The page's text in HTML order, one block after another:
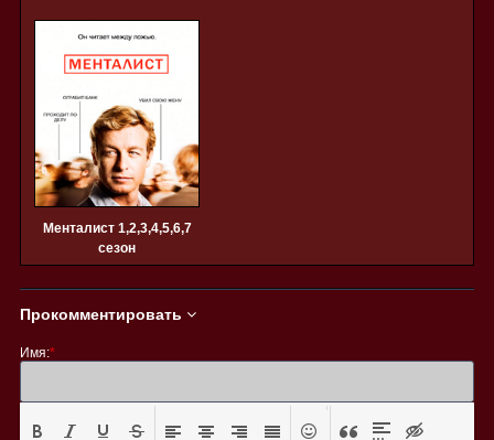
Менталист 1,2,3,4,5,6,7
сезон
Прокомментировать
Имя:*